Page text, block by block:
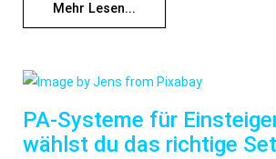
Mehr Lesen...
PA-Systeme für
wählst du das richtige Set